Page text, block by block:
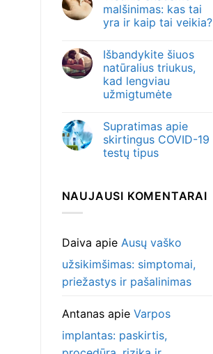
malšinimas: kas tai
yra ir kaip tai veikia?
Išbandykite šiuos
natūralius triukus,
kad lengviau
užmigtumėte
Supratimas apie
skirtingus COVID-19
testų tipus
NAUJAUSI KOMENTARAI
Daiva apie Ausų vaško
užsikimšimas: simptomai,
priežastys ir pašalinimas
Antanasapie Varpos
implantas: paskirtis,